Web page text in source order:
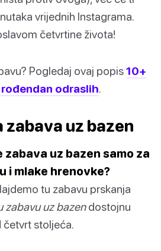
vrijednih Instagrama.
četvrtine života!
Pogledaj ovaj popis10+
odraslih.
zabava uz bazen
zabava uz bazen samo za
i mlake hrenovke?
tu zabavu prskanja
zabavu uz bazendostojnu
stoljeća.